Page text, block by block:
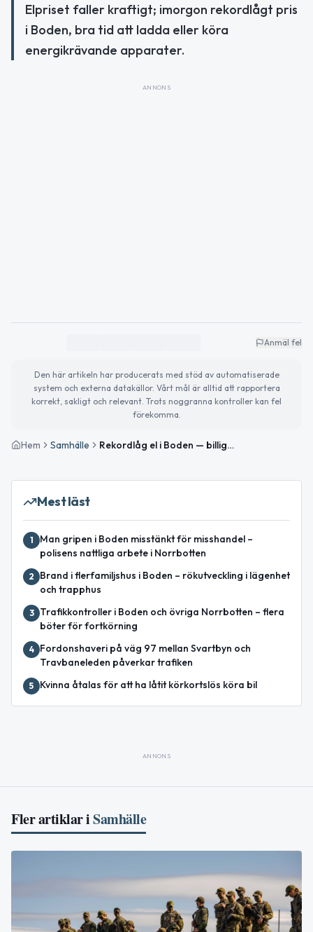
Elpriset faller kraftigt; imorgon rekordlågt pris
i Boden, bra tid att ladda eller köra
energikrävande apparater.
ANNONS
Anmäl fel
Den här artikeln har producerats med stöd av automatiserade
system och externa datakällor. Vårt mål är alltid att rapportera
korrekt, sakligt och relevant. Trots noggranna kontroller kan fel
förekomma.
Hem Samhälle Rekordlåg el i Boden — billigast på perioden imorgon
Mest läst
1
Man gripen i Boden misstänkt för misshandel –
polisens nattliga arbete i Norrbotten
2
Brand i flerfamiljshus i Boden – rökutveckling i lägenhet
och trapphus
3
Trafikkontroller i Boden och övriga Norrbotten – flera
böter för fortkörning
4
Fordonshaveri på väg 97 mellan Svartbyn och
Travbaneleden påverkar trafiken
5 Kvinna åtalas för att ha låtit körkortslös köra bil
ANNONS
Fler artiklar iSamhälle